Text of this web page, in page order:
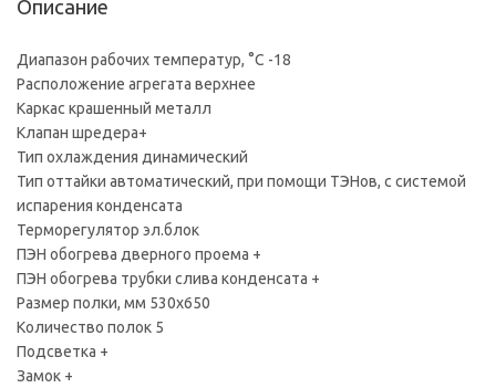
Описание
Диапазон рабочих температур, °C -18
Расположение агрегата верхнее
Каркас крашенный металл
Клапан шредера+
Тип охлаждения динамический
Тип оттайки автоматический, при помощи ТЭНов, с системой
испарения конденсата
Терморегулятор эл.блок
ПЭН обогрева дверного проема +
ПЭН обогрева трубки слива конденсата +
Размер полки, мм 530x650
Количество полок 5
Подсветка +
Замок +